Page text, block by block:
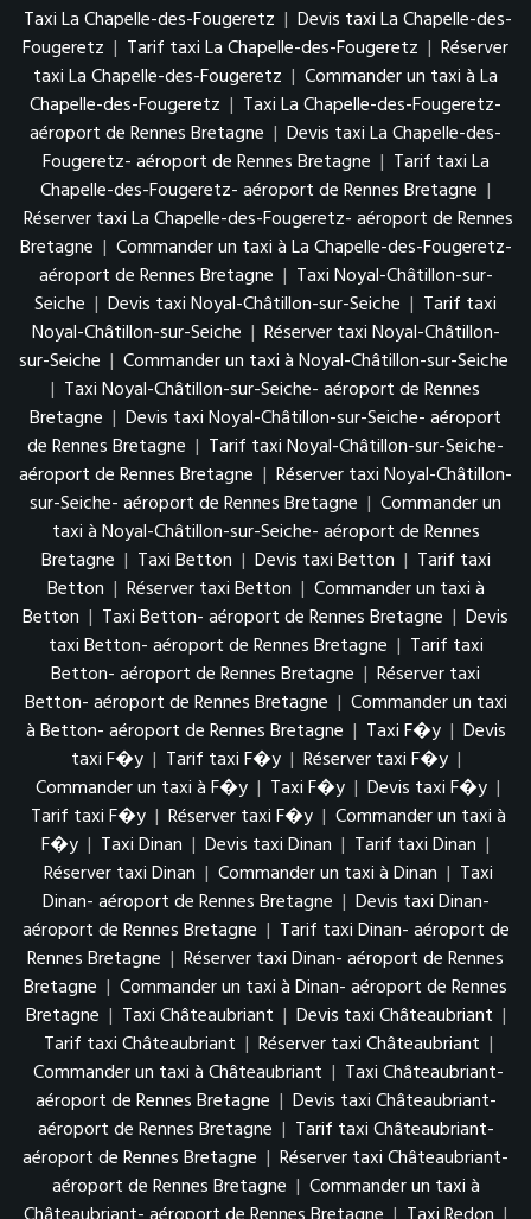
Taxi La Chapelle-des-Fougeretz | Devis taxi La Chapelle-des-
Fougeretz | Tarif taxi La Chapelle-des-Fougeretz | Réserver
taxi La Chapelle-des-Fougeretz | Commander un taxi à La
Chapelle-des-Fougeretz | Taxi La Chapelle-des-Fougeretz-
aéroport de Rennes Bretagne | Devis taxi La Chapelle-des-
Fougeretz- aéroport de Rennes Bretagne | Tarif taxi La
Chapelle-des-Fougeretz- aéroport de Rennes Bretagne |
Réserver taxi La Chapelle-des-Fougeretz- aéroport de Rennes
Bretagne | Commander un taxi à La Chapelle-des-Fougeretz-
aéroport de Rennes Bretagne | Taxi Noyal-Châtillon-sur-
Seiche | Devis taxi Noyal-Châtillon-sur-Seiche | Tarif taxi
Noyal-Châtillon-sur-Seiche | Réserver taxi Noyal-Châtillon-
sur-Seiche | Commander un taxi à Noyal-Châtillon-sur-Seiche
| Taxi Noyal-Châtillon-sur-Seiche- aéroport de Rennes
Bretagne | Devis taxi Noyal-Châtillon-sur-Seiche- aéroport
de Rennes Bretagne | Tarif taxi Noyal-Châtillon-sur-Seiche-
aéroport de Rennes Bretagne | Réserver taxi Noyal-Châtillon-
sur-Seiche- aéroport de Rennes Bretagne | Commander un
taxi à Noyal-Châtillon-sur-Seiche- aéroport de Rennes
Bretagne | Taxi Betton | Devis taxi Betton | Tarif taxi
Betton | Réserver taxi Betton | Commander un taxi à
Betton | Taxi Betton- aéroport de Rennes Bretagne | Devis
taxi Betton- aéroport de Rennes Bretagne | Tarif taxi
Betton- aéroport de Rennes Bretagne | Réserver taxi
Betton- aéroport de Rennes Bretagne | Commander un taxi
à Betton- aéroport de Rennes Bretagne | Taxi F�y | Devis
taxi F�y | Tarif taxi F�y | Réserver taxi F�y |
Commander un taxi à F�y | Taxi F�y | Devis taxi F�y |
Tarif taxi F�y | Réserver taxi F�y | Commander un taxi à
F�y | Taxi Dinan | Devis taxi Dinan | Tarif taxi Dinan |
Réserver taxi Dinan | Commander un taxi à Dinan | Taxi
Dinan- aéroport de Rennes Bretagne | Devis taxi Dinan-
aéroport de Rennes Bretagne | Tarif taxi Dinan- aéroport de
Rennes Bretagne | Réserver taxi Dinan- aéroport de Rennes
Bretagne | Commander un taxi à Dinan- aéroport de Rennes
Bretagne | Taxi Châteaubriant | Devis taxi Châteaubriant |
Tarif taxi Châteaubriant | Réserver taxi Châteaubriant |
Commander un taxi à Châteaubriant | Taxi Châteaubriant-
aéroport de Rennes Bretagne | Devis taxi Châteaubriant-
aéroport de Rennes Bretagne | Tarif taxi Châteaubriant-
aéroport de Rennes Bretagne | Réserver taxi Châteaubriant-
aéroport de Rennes Bretagne | Commander un taxi à